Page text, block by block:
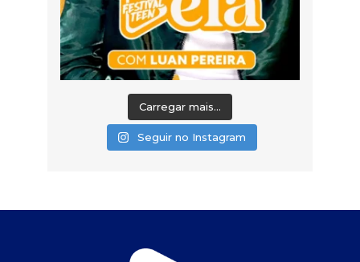
Carregar mais...
Seguir no Instagram